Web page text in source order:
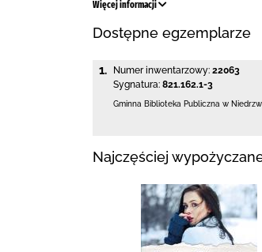
Więcej informacji
Dostępne egzemplarze
1. Numer inwentarzowy: 22063
Sygnatura: 821.162.1-3
Gminna Biblioteka Publiczna w
Najczęściej